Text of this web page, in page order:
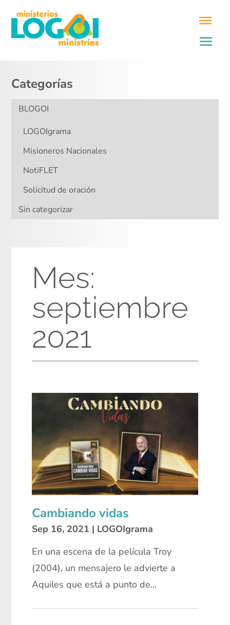
Categorías
BLOGOI
LOGOIgrama
Misioneros Nacionales
NotiFLET
Solicitud de oración
Sin categorizar
Mes:
septiembre
2021
Cambiando vidas
Sep 16, 2021 | LOGOIgrama
En una escena de la película Troy
(2004), un mensajero le advierte a
Aquiles que está a punto de...